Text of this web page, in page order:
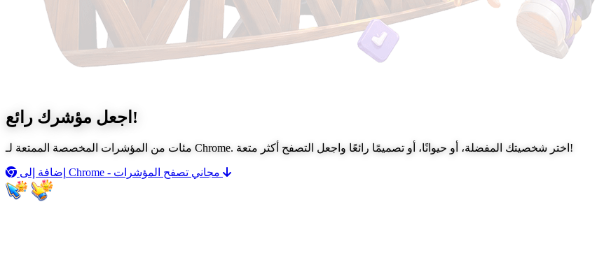
اجعل مؤشرك رائع!
مئات من المؤشرات المخصصة الممتعة لـ Chrome. اختر شخصيتك المفضلة، أو حيوانًا، أو تصميمًا رائعًا واجعل التصفح أكثر متعة!
إضافة إلى Chrome - مجاني